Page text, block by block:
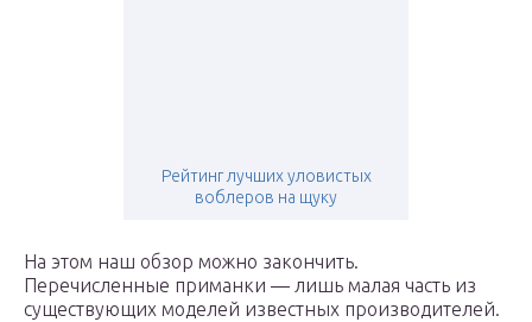
Рейтинг лучших уловистых
воблеров на щуку
На этом наш обзор можно закончить.
Перечисленные приманки — лишь малая часть из
существующих моделей известных производителей.